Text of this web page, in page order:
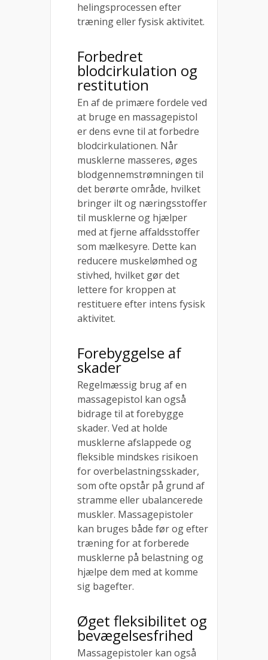
helingsprocessen efter
træning eller fysisk aktivitet.
Forbedret
blodcirkulation og
restitution
En af de primære fordele ved
at bruge en massagepistol
er dens evne til at forbedre
blodcirkulationen. Når
musklerne masseres, øges
blodgennemstrømningen til
det berørte område, hvilket
bringer ilt og næringsstoffer
til musklerne og hjælper
med at fjerne affaldsstoffer
som mælkesyre. Dette kan
reducere muskelømhed og
stivhed, hvilket gør det
lettere for kroppen at
restituere efter intens fysisk
aktivitet.
Forebyggelse af
skader
Regelmæssig brug af en
massagepistol kan også
bidrage til at forebygge
skader. Ved at holde
musklerne afslappede og
fleksible mindskes risikoen
for overbelastningsskader,
som ofte opstår på grund af
stramme eller ubalancerede
muskler. Massagepistoler
kan bruges både før og efter
træning for at forberede
musklerne på belastning og
hjælpe dem med at komme
sig bagefter.
Øget fleksibilitet og
bevægelsesfrihed
Massagepistoler kan også